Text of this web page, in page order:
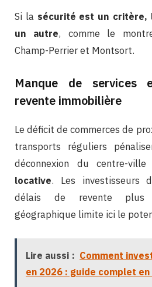
Si la sécurité est un critère,
un autre, comme le
Champ-Perrier et Montsort.
Manque de services
revente immobilière
Le déficit de commerces de
transports réguliers
déconnexion du centre-ville
locative. Les investisseurs
délais de revente plus
géographique limite ici le
Lire aussi : Comment
en 2026 : guide complet